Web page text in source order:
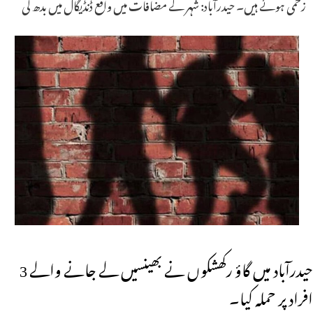
حیدرآباد میں گاؤ رکھشکوں نے بھینسیں لے جانے والے 3
افراد پر حملہ کیا۔